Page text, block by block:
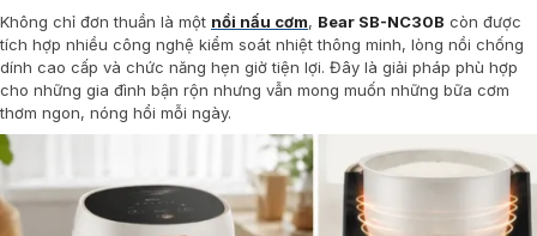
Không chỉ đơn thuần là một nồi nấu cơm, Bear SB-NC30B còn được
tích hợp nhiều công nghệ kiểm soát nhiệt thông minh, lòng nồi chống
dính cao cấp và chức năng hẹn giờ tiện lợi. Đây là giải pháp phù hợp
cho những gia đình bận rộn nhưng vẫn mong muốn những bữa cơm
thơm ngon, nóng hổi mỗi ngày.